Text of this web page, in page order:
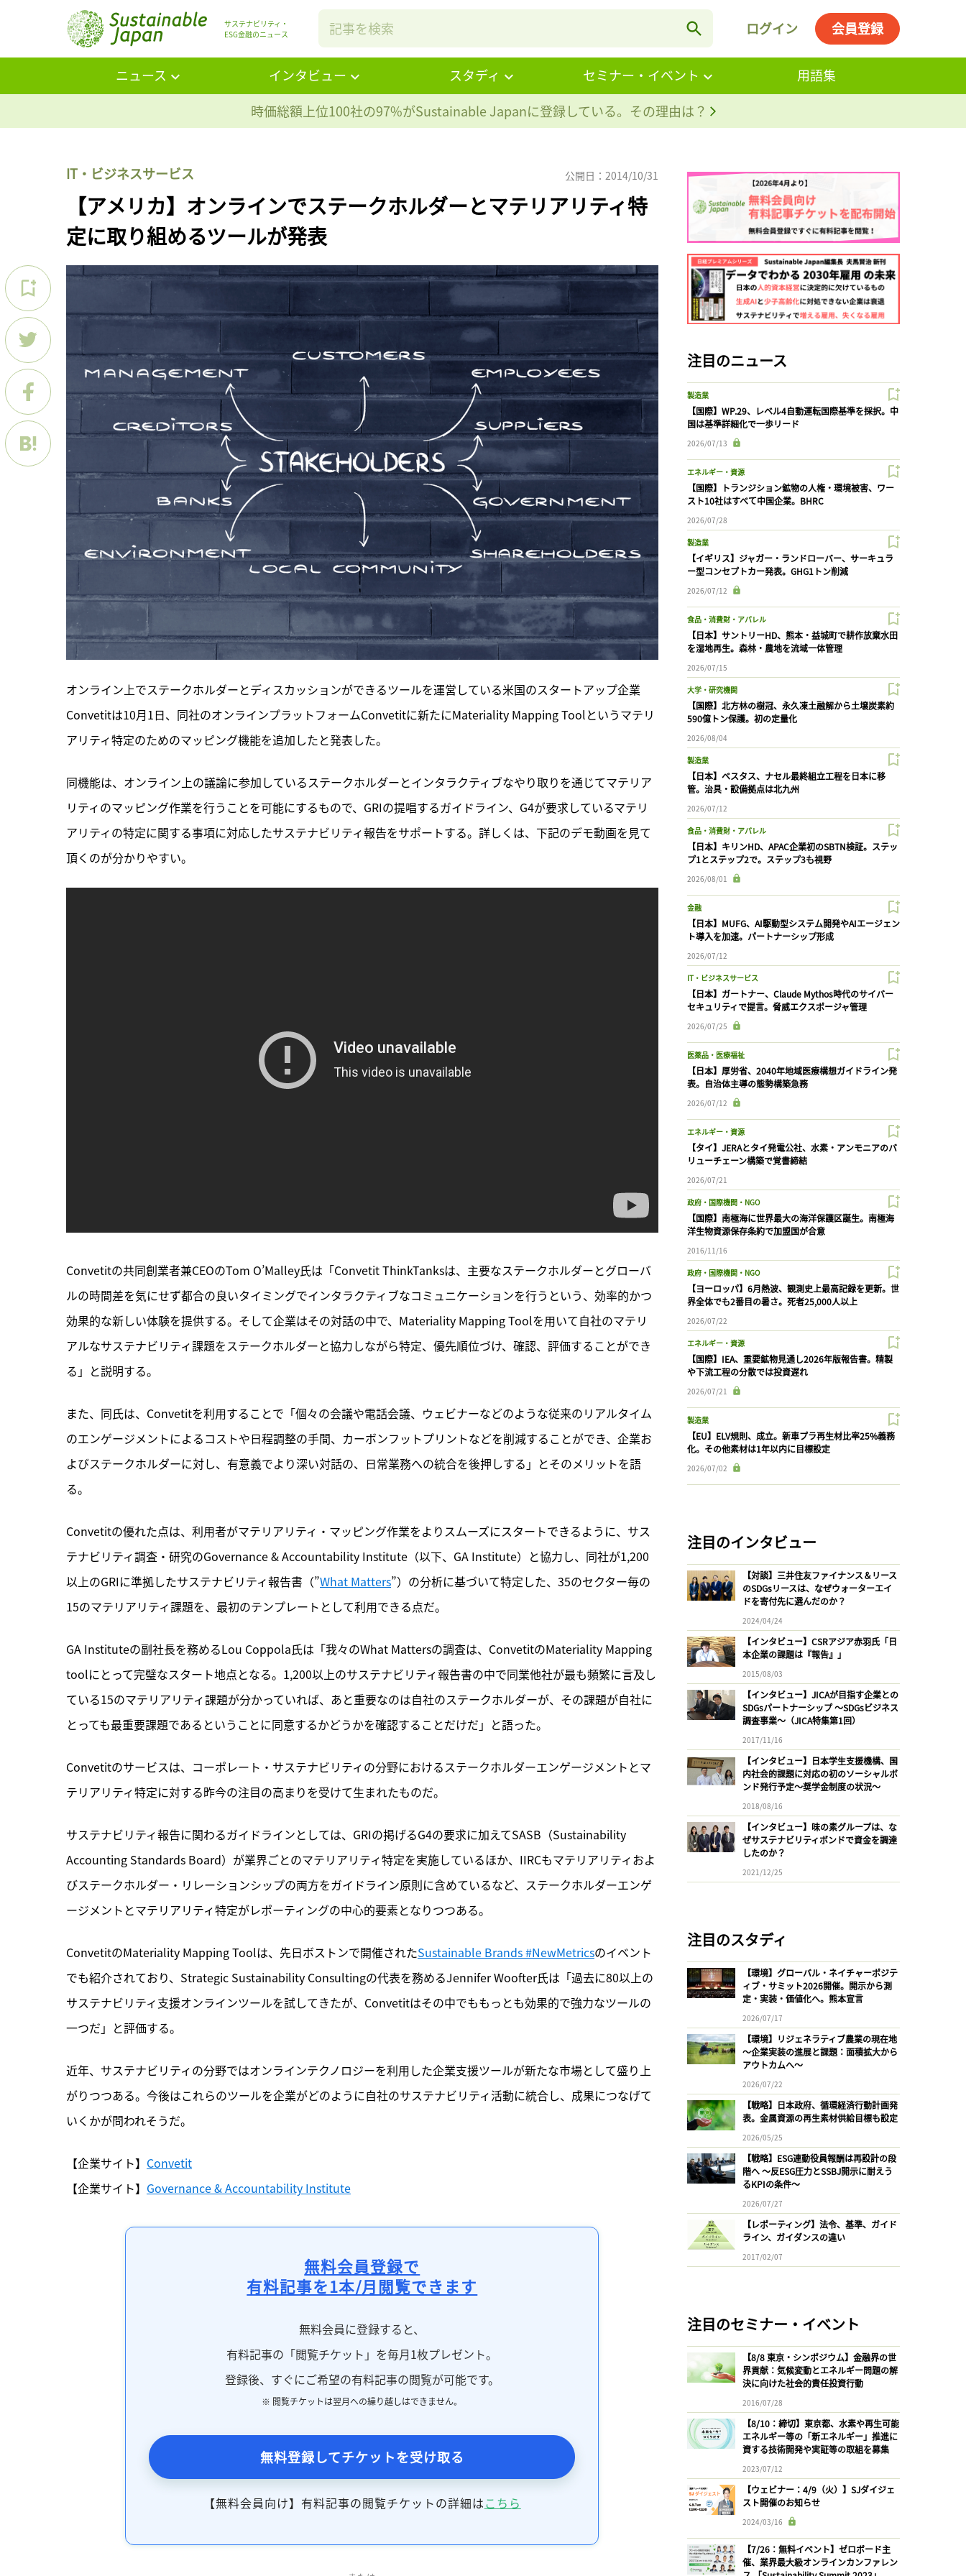
サステナビリティ・
ESG金融のニュース
ログイン 会員登録
ニュース インタビュー スタディ セミナー・イベント
用語集
時価総額上位100社の97%がSustainable Japanに登録している。その理由は？
IT・ビジネスサービス 公開日：2014/10/31
【アメリカ】オンラインでステークホルダーとマテリアリティ特
定に取り組めるツールが発表
オンライン上でステークホルダーとディスカッションができるツールを運営している米国のスタートアップ企業
Convetitは10月1日、同社のオンラインプラットフォームConvetitに新たにMateriality Mapping Toolというマテリ
アリティ特定のためのマッピング機能を追加したと発表した。
同機能は、オンライン上の議論に参加しているステークホルダーとインタラクティブなやり取りを通じてマテリア
リティのマッピング作業を行うことを可能にするもので、GRIの提唱するガイドライン、G4が要求しているマテリ
アリティの特定に関する事項に対応したサステナビリティ報告をサポートする。詳しくは、下記のデモ動画を見て
頂くのが分かりやすい。
Convetitの共同創業者兼CEOのTom O’Malley氏は「Convetit ThinkTanksは、主要なステークホルダーとグローバ
ルの時間差を気にせず都合の良いタイミングでインタラクティブなコミュニケーションを行うという、効率的かつ
効果的な新しい体験を提供する。そして企業はその対話の中で、Materiality Mapping Toolを用いて自社のマテリ
アルなサステナビリティ課題をステークホルダーと協力しながら特定、優先順位づけ、確認、評価することができ
る」と説明する。
また、同氏は、Convetitを利用することで「個々の会議や電話会議、ウェビナーなどのような従来のリアルタイム
のエンゲージメントによるコストや日程調整の手間、カーボンフットプリントなどを削減することができ、企業お
よびステークホルダーに対し、有意義でより深い対話の、日常業務への統合を後押しする」とそのメリットを語
る。
Convetitの優れた点は、利用者がマテリアリティ・マッピング作業をよりスムーズにスタートできるように、サス
テナビリティ調査・研究のGovernance & Accountability Institute（以下、GA Institute）と協力し、同社が1,200
以上のGRIに準拠したサステナビリティ報告書（”What Matters”）の分析に基づいて特定した、35のセクター毎の
15のマテリアリティ課題を、最初のテンプレートとして利用できる点だ。
GA Instituteの副社長を務めるLou Coppola氏は「我々のWhat Mattersの調査は、ConvetitのMateriality Mapping
toolにとって完璧なスタート地点となる。1,200以上のサステナビリティ報告書の中で同業他社が最も頻繁に言及し
ている15のマテリアリティ課題が分かっていれば、あと重要なのは自社のステークホルダーが、その課題が自社に
とっても最重要課題であるということに同意するかどうかを確認することだけだ」と語った。
Convetitのサービスは、コーポレート・サステナビリティの分野におけるステークホルダーエンゲージメントとマ
テリアリティ特定に対する昨今の注目の高まりを受けて生まれたものだ。
サステナビリティ報告に関わるガイドラインとしては、GRIの掲げるG4の要求に加えてSASB（Sustainability
Accounting Standards Board）が業界ごとのマテリアリティ特定を実施しているほか、IIRCもマテリアリティおよ
びステークホルダー・リレーションシップの両方をガイドライン原則に含めているなど、ステークホルダーエンゲ
ージメントとマテリアリティ特定がレポーティングの中心的要素となりつつある。
ConvetitのMateriality Mapping Toolは、先日ボストンで開催されたSustainable Brands #NewMetricsのイベント
でも紹介されており、Strategic Sustainability Consultingの代表を務めるJennifer Woofter氏は「過去に80以上の
サステナビリティ支援オンラインツールを試してきたが、Convetitはその中でももっとも効果的で強力なツールの
一つだ」と評価する。
近年、サステナビリティの分野ではオンラインテクノロジーを利用した企業支援ツールが新たな市場として盛り上
がりつつある。今後はこれらのツールを企業がどのように自社のサステナビリティ活動に統合し、成果につなげて
いくかが問われそうだ。
【企業サイト】 Convetit
【企業サイト】 Governance & Accountability Institute
無料会員登録で
有料記事を1本/月閲覧できます
無料会員に登録すると、
有料記事の「閲覧チケット」を毎月1枚プレゼント。
登録後、すぐにご希望の有料記事の閲覧が可能です。
※ 閲覧チケットは翌月への繰り越しはできません。
無料登録してチケットを受け取る
【無料会員向け】有料記事の閲覧チケットの詳細はこちら
注目のニュース
製造業
【国際】WP.29、レベル4自動運転国際基準を採択。中
国は基準詳細化で一歩リード
2026/07/13
エネルギー・資源
【国際】トランジション鉱物の人権・環境被害、ワー
スト10社はすべて中国企業。BHRC
2026/07/28
製造業
【イギリス】ジャガー・ランドローバー、サーキュラ
ー型コンセプトカー発表。GHG1トン削減
2026/07/12
食品・消費財・アパレル
【日本】サントリーHD、熊本・益城町で耕作放棄水田
を湿地再生。森林・農地を流域一体管理
2026/07/15
大学・研究機関
【国際】北方林の樹冠、永久凍土融解から土壌炭素約
590億トン保護。初の定量化
2026/08/04
製造業
【日本】ベスタス、ナセル最終組立工程を日本に移
管。治具・設備拠点は北九州
2026/07/12
食品・消費財・アパレル
【日本】キリンHD、APAC企業初のSBTN検証。ステッ
プ1とステップ2で。ステップ3も視野
2026/08/01
金融
【日本】MUFG、AI駆動型システム開発やAIエージェン
ト導入を加速。パートナーシップ形成
2026/07/12
IT・ビジネスサービス
【日本】ガートナー、Claude Mythos時代のサイバー
セキュリティで提言。脅威エクスポージャ管理
2026/07/25
医薬品・医療福祉
【日本】厚労省、2040年地域医療構想ガイドライン発
表。自治体主導の態勢構築急務
2026/07/12
エネルギー・資源
【タイ】JERAとタイ発電公社、水素・アンモニアのバ
リューチェーン構築で覚書締結
2026/07/21
政府・国際機関・NGO
【国際】南極海に世界最大の海洋保護区誕生。南極海
洋生物資源保存条約で加盟国が合意
2016/11/16
政府・国際機関・NGO
【ヨーロッパ】6月熱波、観測史上最高記録を更新。世
界全体でも2番目の暑さ。死者25,000人以上
2026/07/22
エネルギー・資源
【国際】IEA、重要鉱物見通し2026年版報告書。精製
や下流工程の分散では投資遅れ
2026/07/21
製造業
【EU】ELV規則、成立。新車プラ再生材比率25%義務
化。その他素材は1年以内に目標設定
2026/07/02
注目のインタビュー
【対談】三井住友ファイナンス＆リース
のSDGsリースは、なぜウォーターエイ
ドを寄付先に選んだのか？
2024/04/24
【インタビュー】CSRアジア赤羽氏「日
本企業の課題は『報告』」
2015/08/03
【インタビュー】JICAが目指す企業との
SDGsパートナーシップ 〜SDGsビジネス
調査事業〜（JICA特集第1回）
2017/11/16
【インタビュー】日本学生支援機構、国
内社会的課題に対応の初のソーシャルボ
ンド発行予定〜奨学金制度の状況〜
2018/08/16
【インタビュー】味の素グループは、な
ぜサステナビリティボンドで資金を調達
したのか？
2021/12/25
注目のスタディ
【環境】グローバル・ネイチャーポジテ
ィブ・サミット2026開催。開示から測
定・実装・価値化へ。熊本宣言
2026/07/17
【環境】リジェネラティブ農業の現在地
〜企業実装の進展と課題：面積拡大から
アウトカムへ〜
2026/07/22
【戦略】日本政府、循環経済行動計画発
表。金属資源の再生素材供給目標も設定
2026/05/25
【戦略】ESG連動役員報酬は再設計の段
階へ 〜反ESG圧力とSSBJ開示に耐えう
るKPIの条件〜
2026/07/27
【レポーティング】法令、基準、ガイド
ライン、ガイダンスの違い
2017/02/07
注目のセミナー・イベント
【8/8 東京・シンポジウム】金融界の世
界貢献：気候変動とエネルギー問題の解
決に向けた社会的責任投資行動
2016/07/28
【8/10：締切】東京都、水素や再生可能
エネルギー等の「新エネルギー」推進に
資する技術開発や実証等の取組を募集
2023/07/12
【ウェビナー：4/9（火）】SJダイジェ
スト開催のお知らせ
2024/03/16
【7/26：無料イベント】ゼロボード主
催、業界最大級オンラインカンファレン
ログインが必要です
会員登録